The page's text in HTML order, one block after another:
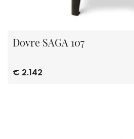
Dovre SAGA 107
€ 2.142